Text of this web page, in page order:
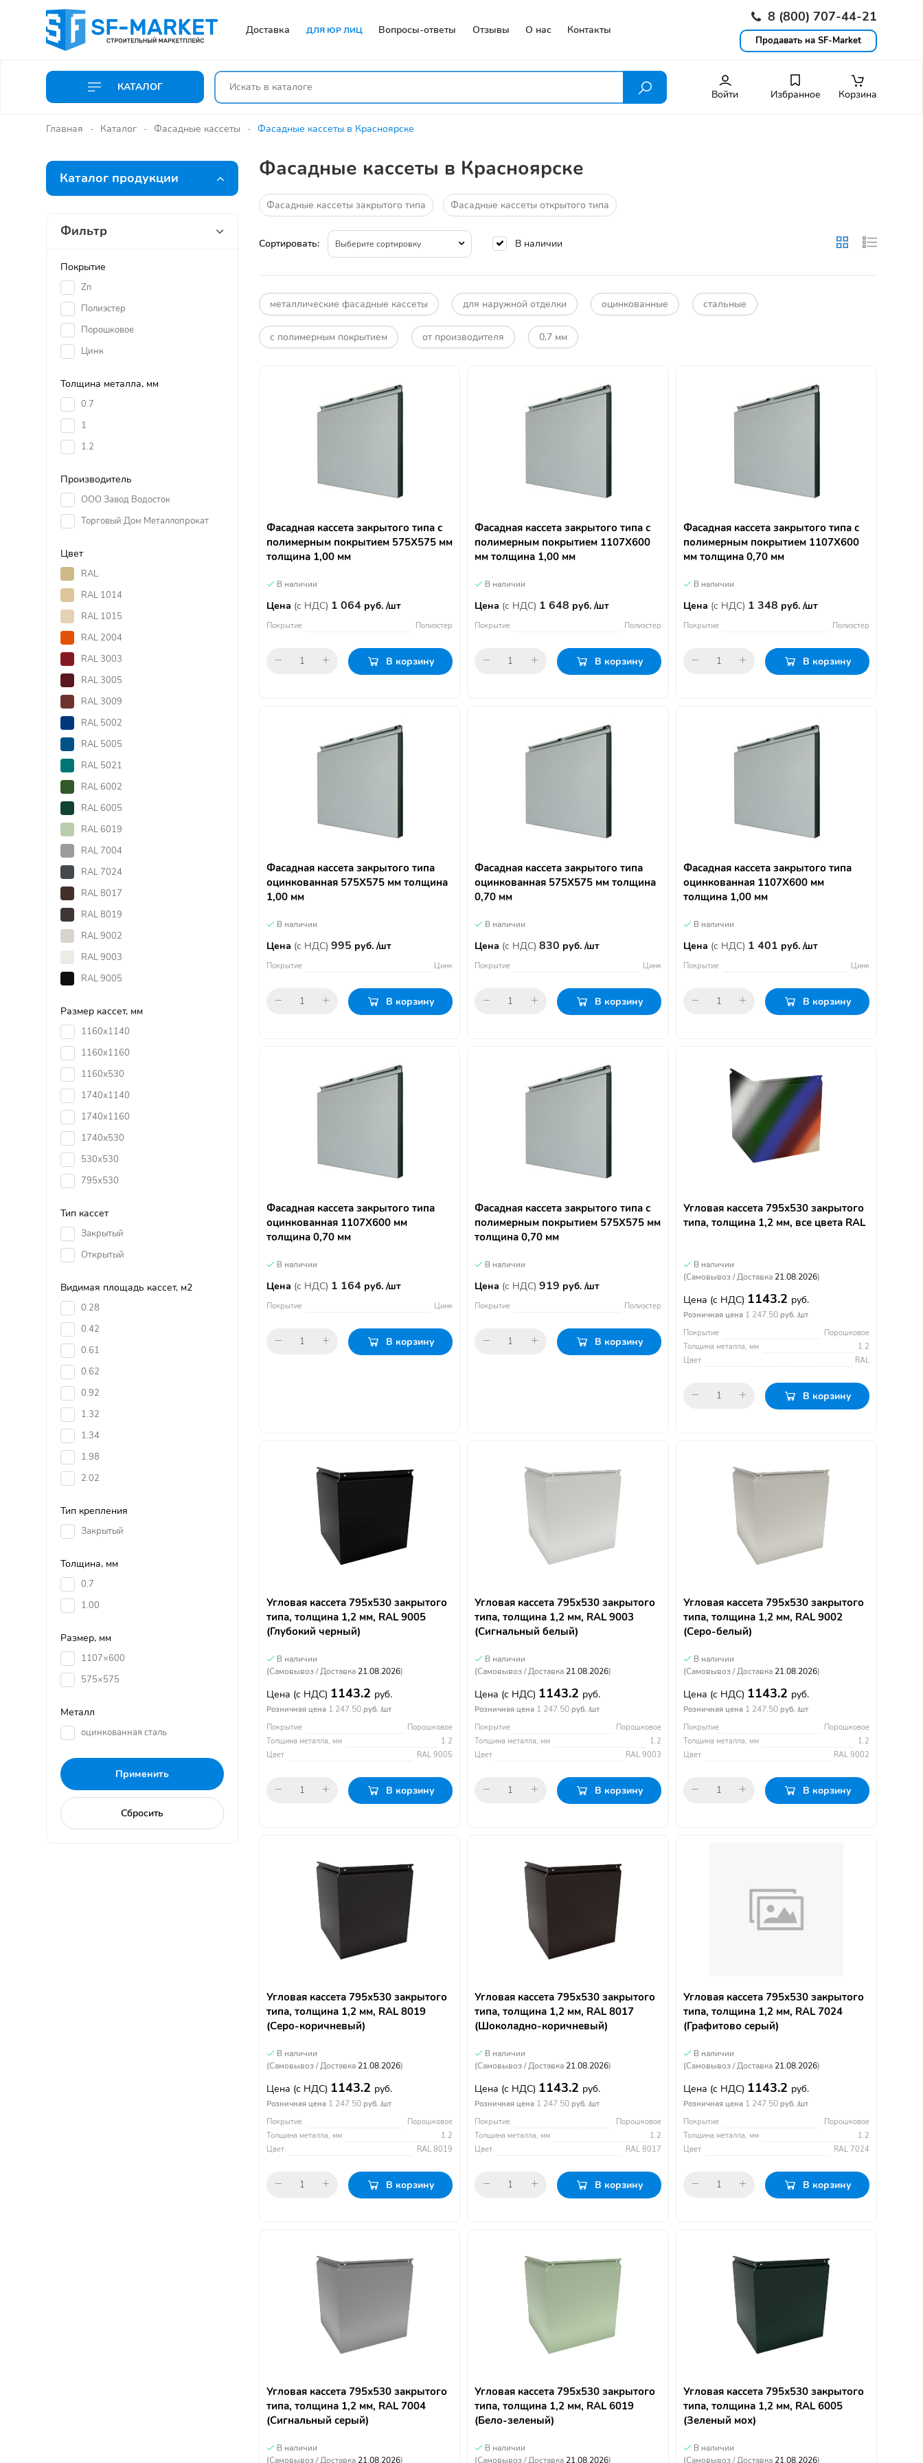
Доставка ДЛЯ ЮР ЛИЦ Вопросы-ответы Отзывы О нас Контакты
8 (800) 707-44-21
Продавать на SF-Market
КАТАЛОГ
Войти Избранное Корзина
Главная Каталог Фасадные кассеты Фасадные кассеты в Красноярске
Каталог продукции
Фильтр
Покрытие
Zn
Полиэстер
Порошковое
Цинк
Толщина металла, мм
0.7
1
1.2
Производитель
ООО Завод Водосток
Торговый Дом Металлопрокат
Цвет
RAL
RAL 1014
RAL 1015
RAL 2004
RAL 3003
RAL 3005
RAL 3009
RAL 5002
RAL 5005
RAL 5021
RAL 6002
RAL 6005
RAL 6019
RAL 7004
RAL 7024
RAL 8017
RAL 8019
RAL 9002
RAL 9003
RAL 9005
Размер кассет, мм
1160х1140
1160х1160
1160х530
1740х1140
1740х1160
1740х530
530х530
795х530
Тип кассет
Закрытый
Открытый
Видимая площадь кассет, м2
0.28
0.42
0.61
0.62
0.92
1.32
1.34
1.98
2.02
Тип крепления
Закрытый
Толщина, мм
0.7
1.00
Размер, мм
1107×600
575×575
Металл
оцинкованная сталь
Фасадные кассеты в Красноярске
Фасадные кассеты закрытого типа Фасадные кассеты открытого типа
Сортировать: Выберите сортировку В наличии
металлические фасадные кассеты для наружной отделки оцинкованные стальные
с полимерным покрытием от производителя 0,7 мм
Фасадная кассета закрытого типа с
полимерным покрытием 575Х575 мм
толщина 1,00 мм
В наличии
Цена (с НДС) 1 064 руб. /шт
Покрытие Полиэстер
В корзину
Фасадная кассета закрытого типа с
полимерным покрытием 1107Х600
мм толщина 1,00 мм
В наличии
Цена (с НДС) 1 648 руб. /шт
Покрытие Полиэстер
В корзину
Фасадная кассета закрытого типа с
полимерным покрытием 1107Х600
мм толщина 0,70 мм
В наличии
Цена (с НДС) 1 348 руб. /шт
Покрытие Полиэстер
В корзину
Фасадная кассета закрытого типа
оцинкованная 575Х575 мм толщина
1,00 мм
В наличии
Цена (с НДС) 995 руб. /шт
Покрытие Цинк
В корзину
Фасадная кассета закрытого типа
оцинкованная 575Х575 мм толщина
0,70 мм
В наличии
Цена (с НДС) 830 руб. /шт
Покрытие Цинк
В корзину
Фасадная кассета закрытого типа
оцинкованная 1107Х600 мм
толщина 1,00 мм
В наличии
Цена (с НДС) 1 401 руб. /шт
Покрытие Цинк
В корзину
Фасадная кассета закрытого типа
оцинкованная 1107Х600 мм
толщина 0,70 мм
В наличии
Цена (с НДС) 1 164 руб. /шт
Покрытие Цинк
В корзину
Фасадная кассета закрытого типа с
полимерным покрытием 575Х575 мм
толщина 0,70 мм
В наличии
Цена (с НДС) 919 руб. /шт
Покрытие Полиэстер
В корзину
Угловая кассета 795х530 закрытого
типа, толщина 1,2 мм, все цвета RAL
В наличии
(Самовывоз / Доставка 21.08.2026)
Цена (с НДС) 1143.2 руб.
Розничная цена 1 247.50руб. /шт
Покрытие
Порошковое
Толщина металла, мм
1.2
Цвет
RAL
В корзину
Угловая кассета 795х530 закрытого
типа, толщина 1,2 мм, RAL 9005
(Глубокий черный)
В наличии
(Самовывоз / Доставка 21.08.2026)
Цена (с НДС) 1143.2 руб.
Розничная цена 1 247.50 руб. /шт
Покрытие
Порошковое
Толщина металла, мм
1.2
Цвет
RAL 9005
В корзину
Угловая кассета 795х530 закрытого
типа, толщина 1,2 мм, RAL 9003
(Сигнальный белый)
В наличии
(Самовывоз / Доставка 21.08.2026)
Цена (с НДС) 1143.2 руб.
Розничная цена 1 247.50 руб. /шт
Покрытие
Порошковое
Толщина металла, мм
1.2
Цвет
RAL 9003
В корзину
Угловая кассета 795х530 закрытого
типа, толщина 1,2 мм, RAL 9002
(Серо-белый)
В наличии
(Самовывоз / Доставка 21.08.2026)
Цена (с НДС) 1143.2 руб.
Розничная цена 1 247.50руб. /шт
Покрытие
Порошковое
Толщина металла, мм
1.2
Цвет
RAL 9002
В корзину
Угловая кассета 795х530 закрытого
типа, толщина 1,2 мм, RAL 8019
(Серо-коричневый)
В наличии
(Самовывоз / Доставка 21.08.2026)
Цена (с НДС) 1143.2 руб.
Розничная цена 1 247.50 руб. /шт
Покрытие
Порошковое
Толщина металла, мм
1.2
Цвет
RAL 8019
В корзину
Угловая кассета 795х530 закрытого
типа, толщина 1,2 мм, RAL 8017
(Шоколадно-коричневый)
В наличии
(Самовывоз / Доставка 21.08.2026)
Цена (с НДС) 1143.2 руб.
Розничная цена 1 247.50 руб. /шт
Покрытие
Порошковое
Толщина металла, мм
1.2
Цвет
RAL 8017
В корзину
Угловая кассета 795х530 закрытого
типа, толщина 1,2 мм, RAL 7024
(Графитово серый)
В наличии
(Самовывоз / Доставка 21.08.2026)
Цена (с НДС) 1143.2 руб.
Розничная цена 1 247.50руб. /шт
Покрытие
Порошковое
Толщина металла, мм
1.2
Цвет
RAL 7024
В корзину
Угловая кассета 795х530 закрытого
типа, толщина 1,2 мм, RAL 7004
(Сигнальный серый)
В наличии
(Самовывоз / Доставка 21.08.2026)
Угловая кассета 795х530 закрытого
типа, толщина 1,2 мм, RAL 6019
(Бело-зеленый)
В наличии
(Самовывоз / Доставка 21.08.2026)
Угловая кассета 795х530 закрытого
типа, толщина 1,2 мм, RAL 6005
(Зеленый мох)
В наличии
(Самовывоз / Доставка 21.08.2026)